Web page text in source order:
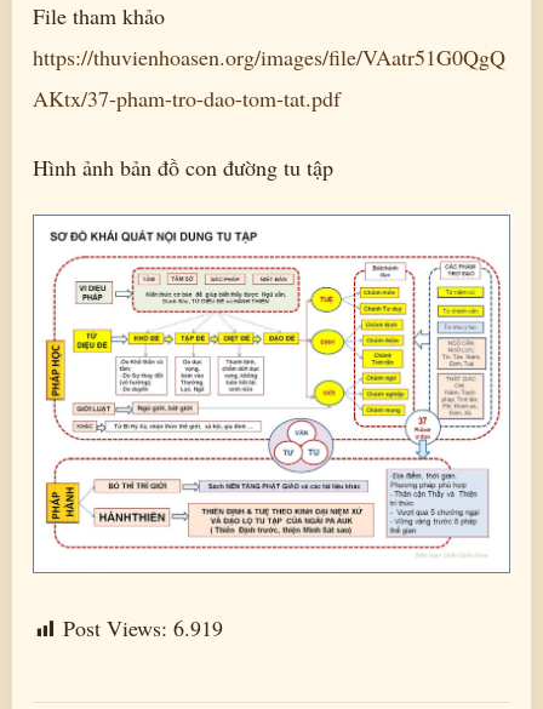
File tham khảo
https://thuvienhoasen.org/images/file/VAatr51G0QgQ
AKtx/37-pham-tro-dao-tom-tat.pdf
Hình ảnh bản đồ con đường tu tập
Post Views: 6.919